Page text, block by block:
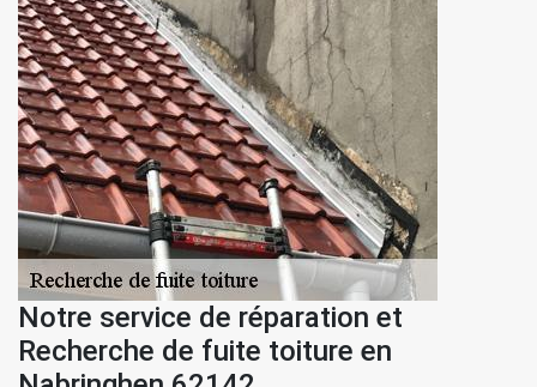
Notre service de réparation et
Recherche de fuite toiture en